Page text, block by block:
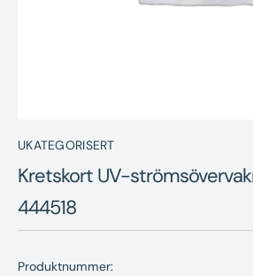
UKATEGORISERT
Kretskort UV-
444518
Produktnummer: